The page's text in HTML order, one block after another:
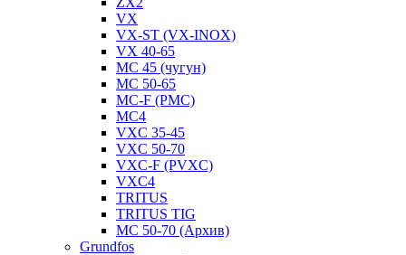
VX
VX-ST (VX-INOX)
VX 40-65
MC 45 (чугун)
MC 50-65
MC-F (PMC)
MC4
VXC 35-45
VXC 50-70
VXC-F (PVXC)
VXC4
TRITUS
TRITUS TIG
MC 50-70 (Архив)
Grundfos